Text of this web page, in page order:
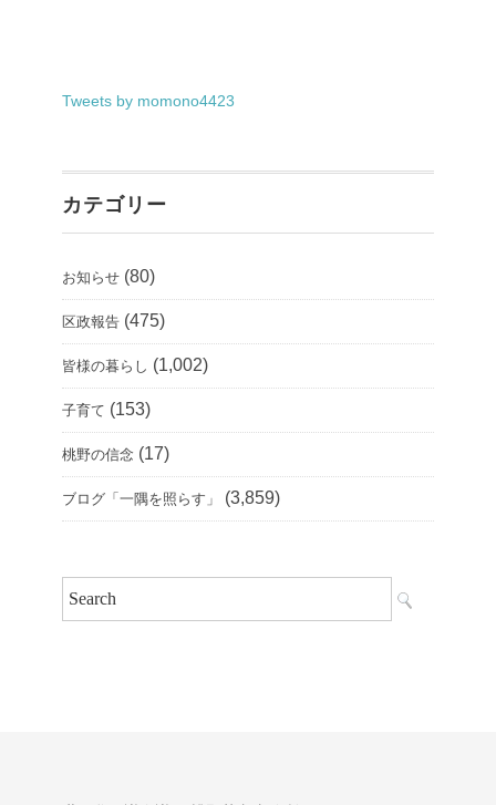
Tweets by momono4423
カテゴリー
お知らせ (80)
区政報告 (475)
皆様の暮らし (1,002)
子育て (153)
桃野の信念 (17)
ブログ「一隅を照らす」 (3,859)